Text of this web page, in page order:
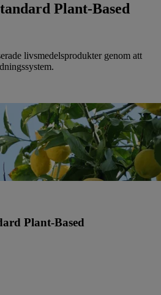
Plant-Based
livsmedelsprodukter genom att
Plant-Based